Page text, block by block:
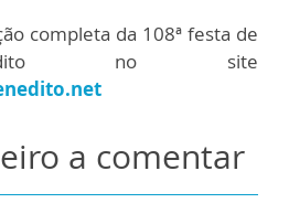
completa da 108ª festa de
no site
a comentar